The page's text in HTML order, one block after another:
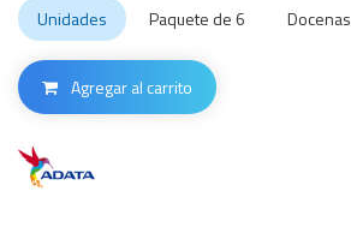
Unidades
Paquete de 6 Docenas
Agregar al carrito